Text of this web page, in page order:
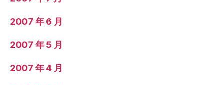
2007 年 6 月
2007 年 5 月
2007 年 4 月